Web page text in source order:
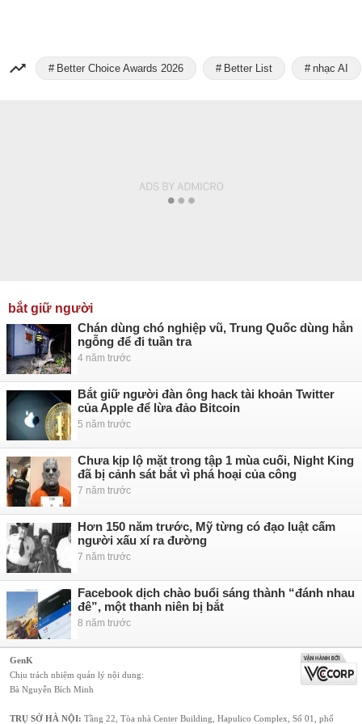
Better Choice Awards 2026 Better List nhạc AI
bắt giữ người
Chán dùng chó nghiệp vũ, Trung Quốc dùng hẳn
ngỗng để đi tuần tra
4 năm trước
Bắt giữ người đàn ông hack tài khoản Twitter
của Apple để lừa đảo Bitcoin
5 năm trước
Chưa kịp lộ mặt trong tập 1 mùa cuối, Night King
đã bị cảnh sát bắt vì phá hoại của công
7 năm trước
Hơn 150 năm trước, Mỹ từng có đạo luật cấm
người xấu xí ra đường
7 năm trước
Facebook dịch chào buổi sáng thành “đánh nhau
đê”, một thanh niên bị bắt
8 năm trước
GenK
Chịu trách nhiệm quản lý nội dung:
Bà Nguyễn Bích Minh
TRỤ SỞ HÀ NỘI: Tầng 22, Tòa nhà Center Building, Hapulico Complex, Số 01, phố